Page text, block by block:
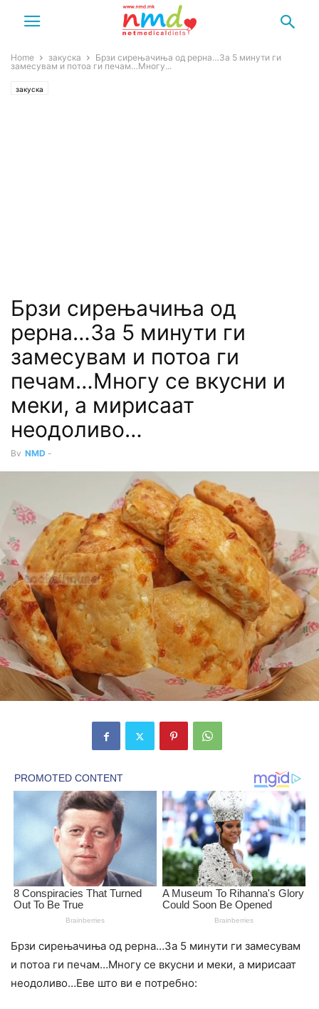
Home закуска
Брзи сирењачиња од рерна…За 5 минути ги
замесувам и потоа ги печам…Многу...
закуска
Брзи сирењачиња од
рерна…За 5 минути ги
замесувам и потоа ги
печам…Многу се вкусни и
меки, а мирисаат
неодоливо…
By NMD -
Брзи сирењачиња од рерна…За 5 минути ги замесувам
и потоа ги печам…Многу се вкусни и меки, а мирисаат
неодоливо…Еве што ви е потребно: